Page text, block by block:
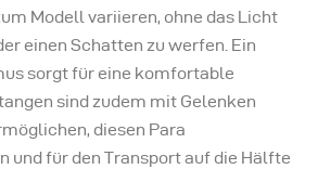
Modell variieren, ohne das Licht
einen Schatten zu werfen. Ein
sorgt für eine komfortable
sind zudem mit Gelenken
diesen Para
und für den Transport auf die Hälfte